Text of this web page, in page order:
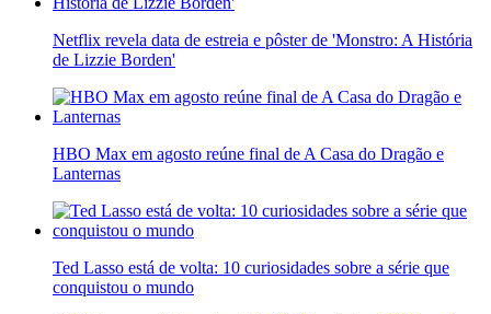
Netflix revela data de estreia e pôster de 'Monstro: A História
de Lizzie Borden'
HBO Max em agosto reúne final de A Casa do Dragão e
Lanternas
Ted Lasso está de volta: 10 curiosidades sobre a série que
conquistou o mundo